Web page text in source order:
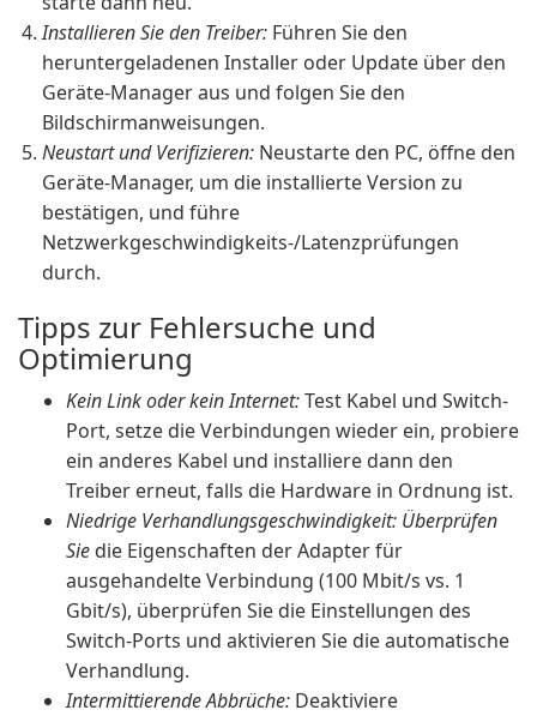
Installieren Sie den Treiber: Führen Sie den
heruntergeladenen Installer oder Update über den
Geräte-Manager aus und folgen Sie den
Bildschirmanweisungen.
Neustart und Verifizieren: Neustarte den PC, öffne den
Geräte-Manager, um die installierte Version zu
bestätigen, und führe
Netzwerkgeschwindigkeits-/Latenzprüfungen
durch.
Tipps zur Fehlersuche und
Optimierung
Kein Link oder kein Internet:Test Kabel und Switch-
Port, setze die Verbindungen wieder ein, probiere
ein anderes Kabel und installiere dann den
Treiber erneut, falls die Hardware in Ordnung ist.
Niedrige Verhandlungsgeschwindigkeit: Überprüfen
Sie die Eigenschaften der Adapter für
ausgehandelte Verbindung (100 Mbit/s vs. 1
Gbit/s), überprüfen Sie die Einstellungen des
Switch-Ports und aktivieren Sie die automatische
Verhandlung.
Intermittierende Abbrüche: Deaktiviere